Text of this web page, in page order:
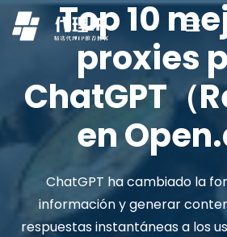
Top 10
proxies
ChatGPT（
en
ChatGPT ha cambiado la
información y generar
respuestas instantáneas a los